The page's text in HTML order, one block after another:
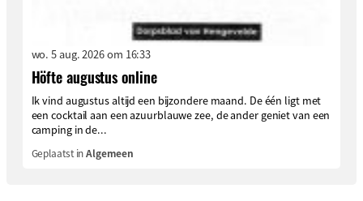
wo. 5 aug. 2026 om 16:33
Höfte augustus online
Ik vind augustus altijd een bijzondere maand. De één ligt met
een cocktail aan een azuurblauwe zee, de ander geniet van een
camping in de...
Geplaatst inAlgemeen